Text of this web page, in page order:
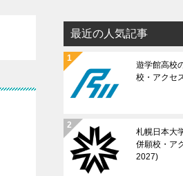
最近の人気記事
遊学館高校
校・アクセ
札幌日本大
併願校・ア
2027)